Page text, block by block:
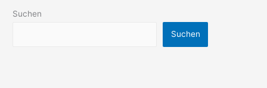
Suchen
Suchen